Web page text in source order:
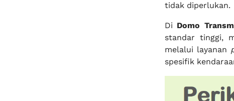
tidak diperlukan.
Di Domo
standar tinggi,
melalui layanan
spesifik